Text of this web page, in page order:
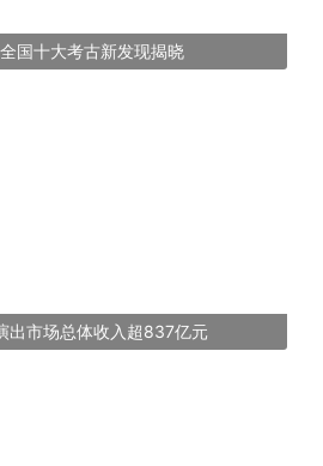
国十大考古新发现揭晓
出市场总体收入超837亿元